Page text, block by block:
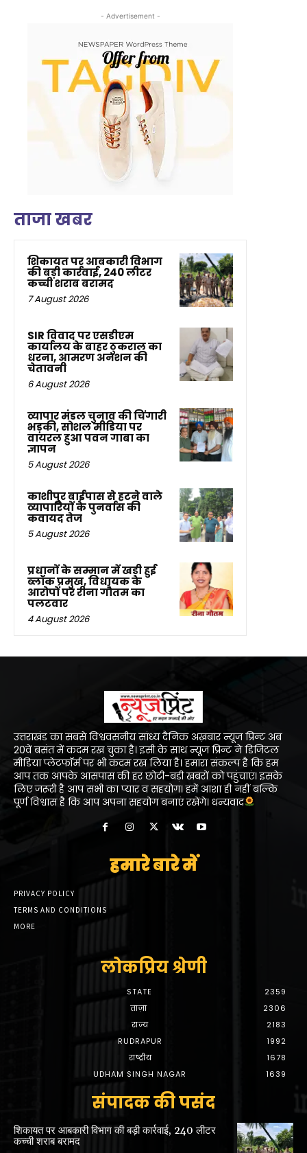
- Advertisement -
ताजा खबर
शिकायत पर आबकारी विभाग
की बड़ी कार्रवाई, 240 लीटर
कच्ची शराब बरामद
7 August 2026
SIR विवाद पर एसडीएम
कार्यालय के बाहर ठुकराल का
धरना, आमरण अनशन की
चेतावनी
6 August 2026
व्यापार मंडल चुनाव की चिंगारी
भड़की, सोशल मीडिया पर
वायरल हुआ पवन गाबा का
ज्ञापन
5 August 2026
काशीपुर बाईपास से हटने वाले
व्यापारियों के पुनर्वास की
कवायद तेज
5 August 2026
प्रधानों के सम्मान में खड़ी हुई
ब्लॉक प्रमुख, विधायक के
आरोपों पर रीना गौतम का
पलटवार
4 August 2026
उत्तराखंड का सबसे विश्ववसनीय सांध्य दैनिक अख़बार न्यूज प्रिन्ट अब
20वें बसंत में कदम रख चुका है। इसी के साथ न्यूज प्रिन्ट ने डिजिटल
मीडिया प्लेटफॉर्म पर भी कदम रख लिया है। हमारा संकल्प है कि हम
आप तक आपके आसपास की हर छोटी-बड़ी खबरों को पहुंचाएं। इसके
लिए जरूरी है आप सभी का प्यार व सहयोग। हमें आशा ही नहीं बल्कि
पूर्ण विश्वास है कि आप अपना सहयोग बनाएं रखेंगे। धन्यवाद
हमारे बारे में
PRIVACY POLICY
TERMS AND CONDITIONS
MORE
लोकप्रिय श्रेणी
STATE
2359
ताज़ा
2306
राज्य
2183
RUDRAPUR
1992
राष्ट्रीय
1678
UDHAM SINGH NAGAR
1639
संपादक की पसंद
शिकायत पर आबकारी विभाग की बड़ी कार्रवाई, 240 लीटर
कच्ची शराब बरामद